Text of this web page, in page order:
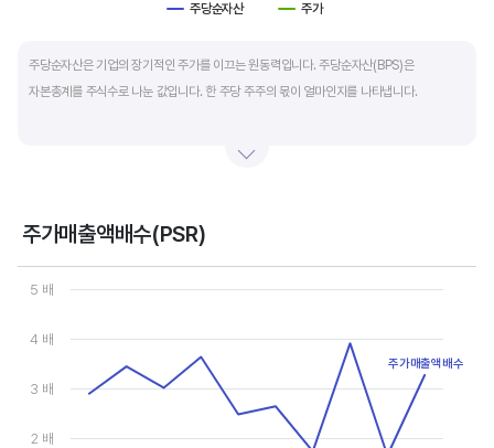
주당순자산 주가
주당순자산은 기업의 장기적인 주가를 이끄는 원동력입니다. 주당순자산(BPS)은
자본총계를 주식수로 나눈 값입니다. 한 주당 주주의 몫이 얼마인지를 나타냅니다.
자본총계가 빠른 속도로 증가합니다. 이에따라 주가도 오르게 됩니다.
자기자본이익률(순이익/자본총계*100%)처럼 분모에 자본총계를 넣어 계산하는
투자지표는 한국 기업에 비해 상대적으로 높게 나옵니다. 이런 부분을 감안해 미국 기업의
부채비율, 차입금 비중, 주가순자산배수 등을 판단하는 것이 좋습니다.
주가매출액배수(PSR)
Chart
Line chart with 10 data points.
The chart has 1 X axis displaying categories.
The chart has 1 Y axis displaying values. Data ranges from
2 배
3 배
4 배
5 배
주가매출액배수